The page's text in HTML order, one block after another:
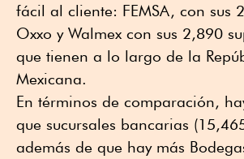
fácil al cliente: FEMSA, con sus
Oxxo y Walmex con sus 2,890
que tienen a lo largo de la
Mexicana.
En términos de comparación,
que sucursales bancarias
además de que hay más